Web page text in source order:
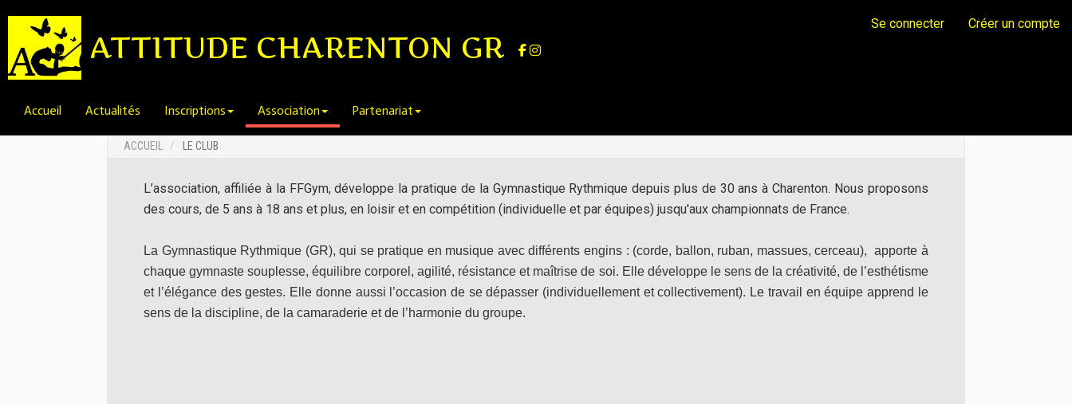
ATTITUDE CHARENTON GR
Se connecter Créer un compte
Accueil Actualités Inscriptions Association Partenariat
ACCUEIL LE CLUB
L’association, affiliée à la FFGym, développe la pratique de la Gymnastique Rythmique depuis plus de 30 ans à Charenton. Nous proposons
des cours, de 5 ans à 18 ans et plus, en loisir et en compétition (individuelle et par équipes) jusqu'aux championnats de France.
La Gymnastique Rythmique (GR), qui se pratique en musique avec différents engins : (corde, ballon, ruban, massues, cerceau), apporte à
chaque gymnaste souplesse, équilibre corporel, agilité, résistance et maîtrise de soi. Elle développe le sens de la créativité, de l’esthétisme
et l’élégance des gestes. Elle donne aussi l’occasion de se dépasser (individuellement et collectivement). Le travail en équipe apprend le
sens de la discipline, de la camaraderie et de l’harmonie du groupe.